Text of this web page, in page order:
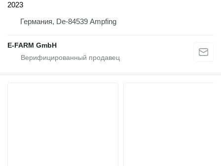
2023
Германия, De-84539 Ampfing
E-FARM GmbH